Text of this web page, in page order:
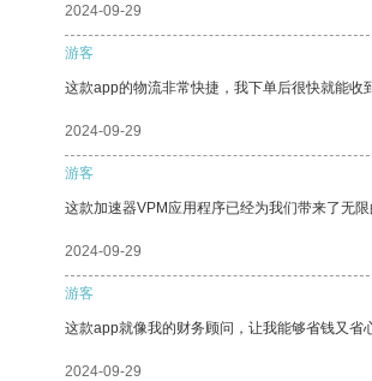
2024-09-29
游客
这款app的物流非常快捷，我下单后很快就能收
2024-09-29
游客
这款加速器VPM应用程序已经为我们带来了无限
2024-09-29
游客
这款app就像我的财务顾问，让我能够省钱又省
2024-09-29